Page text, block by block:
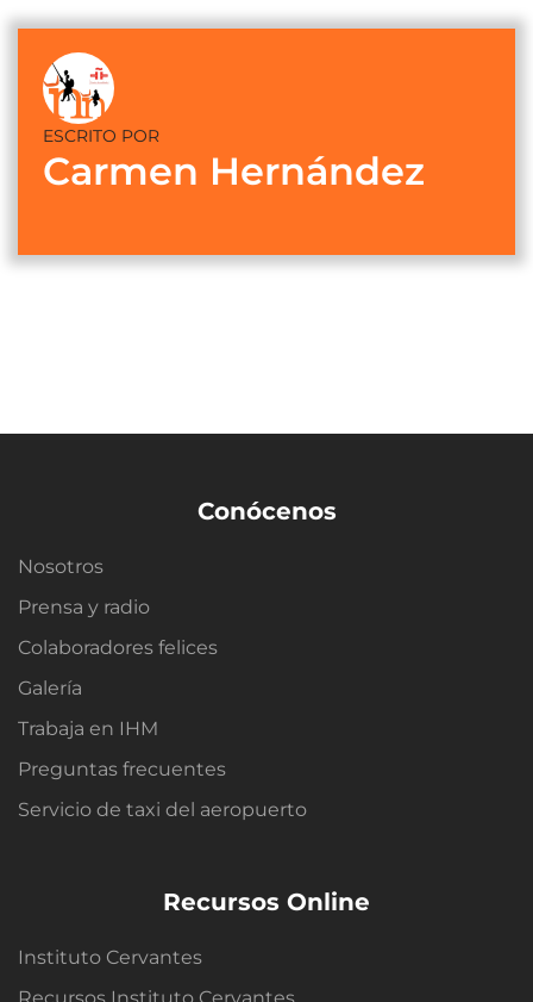
ESCRITO POR
Carmen Hernández
Conócenos
Nosotros
Prensa y radio
Colaboradores felices
Galería
Trabaja en IHM
Preguntas frecuentes
Servicio de taxi del aeropuerto
Recursos Online
Instituto Cervantes
Recursos Instituto Cervantes